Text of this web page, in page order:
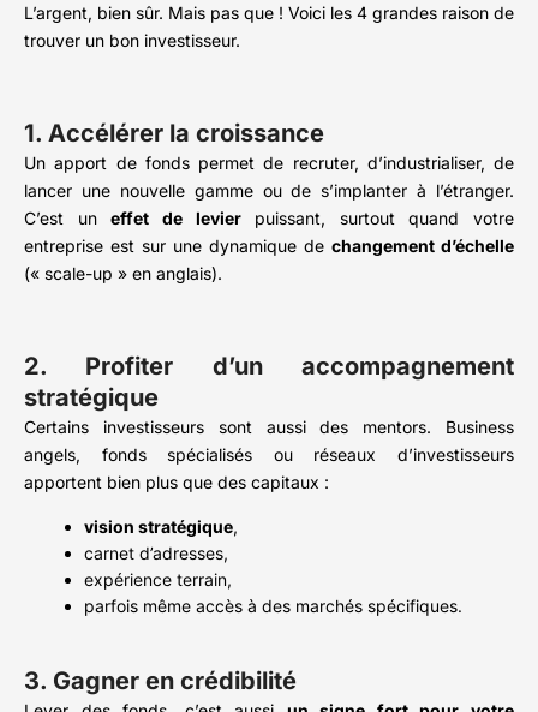
L’argent, bien sûr. Mais pas que ! Voici les 4 grandes raison de
trouver un bon investisseur.
1. Accélérer la croissance
Un apport de fonds permet de recruter, d’industrialiser, de
lancer une nouvelle gamme ou de s’implanter à l’étranger.
C’est uneffet de levierpuissant, surtout quand votre
entreprise est sur une dynamique de changement d’échelle
(« scale-up » en anglais).
2. Profiter d’un accompagnement
stratégique
Certains investisseurs sont aussi des mentors. Business
angels, fonds spécialisés ou réseaux d’investisseurs
apportent bien plus que des capitaux :
vision stratégique,
carnet d’adresses,
expérience terrain,
parfois même accès à des marchés spécifiques.
3. Gagner en crédibilité